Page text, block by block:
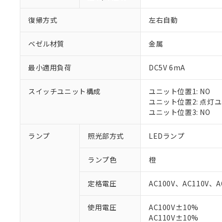
復帰方式 左右自動
ベゼル材質 金属
最小適用負荷 DC5V 6mA
スイッチユニット構成
ユニット位置1: NO
ユニット位置2: 点灯
ユニット位置3: NO
ランプ 照光部方式 LEDランプ
ランプ色 橙
定格電圧 AC100V、AC110V、
使用電圧
AC100V±10%
AC110V±10%
ご利用条件
※1 対応状況
対応予定なし：
調査・確認中：
非該当品：ライセ
仕入先様の事情に
※1 中国